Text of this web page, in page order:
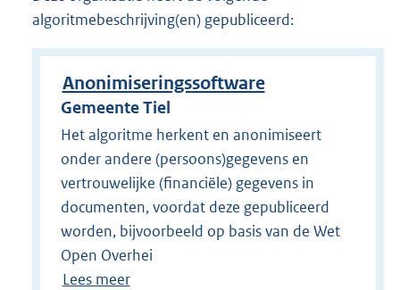
algoritmebeschrijving(en) gepubliceerd:
Anonimiseringssoftware
Gemeente Tiel
Het algoritme herkent en anonimiseert
onder andere (persoons)gegevens en
vertrouwelijke (financiële) gegevens in
documenten, voordat deze gepubliceerd
worden, bijvoorbeeld op basis van de Wet
Open Overhei
Lees meer